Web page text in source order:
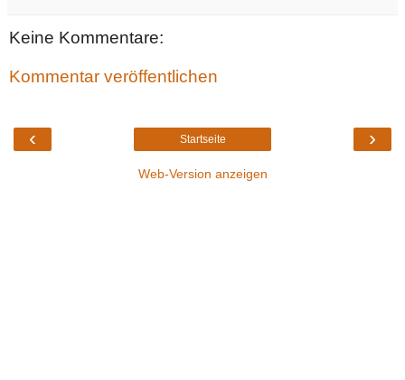
Keine Kommentare:
Kommentar veröffentlichen
‹ ›
Startseite
Web-Version anzeigen